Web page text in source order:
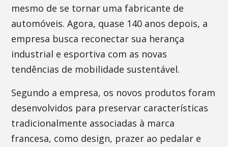
mesmo de se tornar uma fabricante de
automóveis. Agora, quase 140 anos depois, a
empresa busca reconectar sua herança
industrial e esportiva com as novas
tendências de mobilidade sustentável.
Segundo a empresa, os novos produtos foram
desenvolvidos para preservar características
tradicionalmente associadas à marca
francesa, como design, prazer ao pedalar e